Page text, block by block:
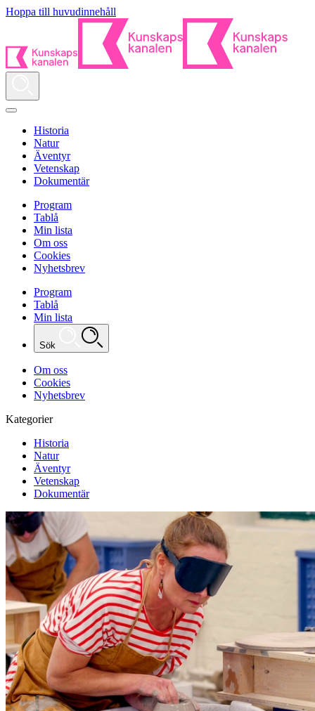
Hoppa till huvudinnehåll
Historia
Natur
Äventyr
Vetenskap
Dokumentär
Program
Tablå
Min lista
Om oss
Cookies
Nyhetsbrev
Program
Tablå
Min lista
Sök
Om oss
Cookies
Nyhetsbrev
Kategorier
Historia
Natur
Äventyr
Vetenskap
Dokumentär